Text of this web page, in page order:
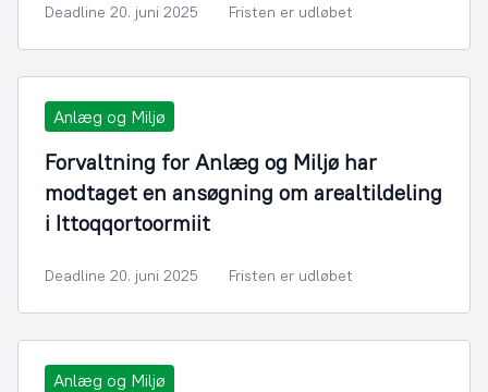
Deadline 20. juni 2025 Fristen er udløbet
Anlæg og Miljø
Forvaltning for Anlæg og Miljø har
modtaget en ansøgning om arealtildeling
i Ittoqqortoormiit
Deadline 20. juni 2025 Fristen er udløbet
Anlæg og Miljø